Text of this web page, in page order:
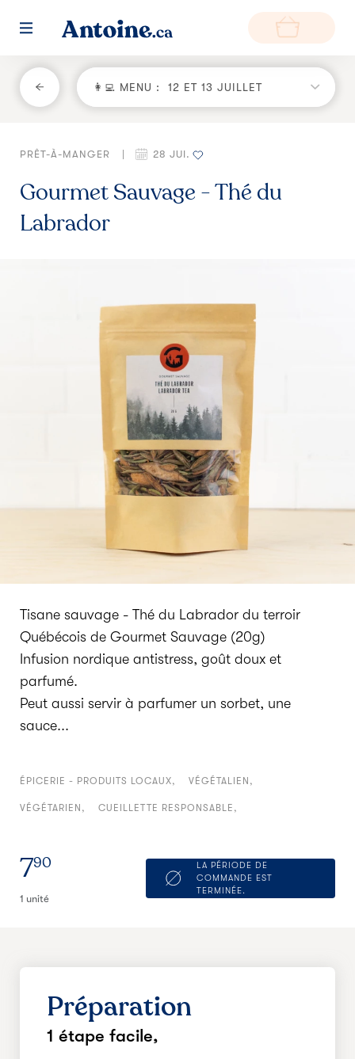
RETOUR
Fonctionnement
Environnement
Producteurs
👩‍💻 MENU : 12 ET 13 JUILLET
PRÊT-À-MANGER 28 JUI.
Gourmet Sauvage - Thé du
Labrador
Tisane sauvage - Thé du Labrador du terroir
Québécois de Gourmet Sauvage (20g)
Infusion nordique antistress, goût doux et
parfumé.
Peut aussi servir à parfumer un sorbet, une
sauce...
ÉPICERIE - PRODUITS LOCAUX VÉGÉTALIEN
VÉGÉTARIEN CUEILLETTE RESPONSABLE
790
1 unité
LA PÉRIODE DE
COMMANDE EST
TERMINÉE.
Préparation
1 étape facile,